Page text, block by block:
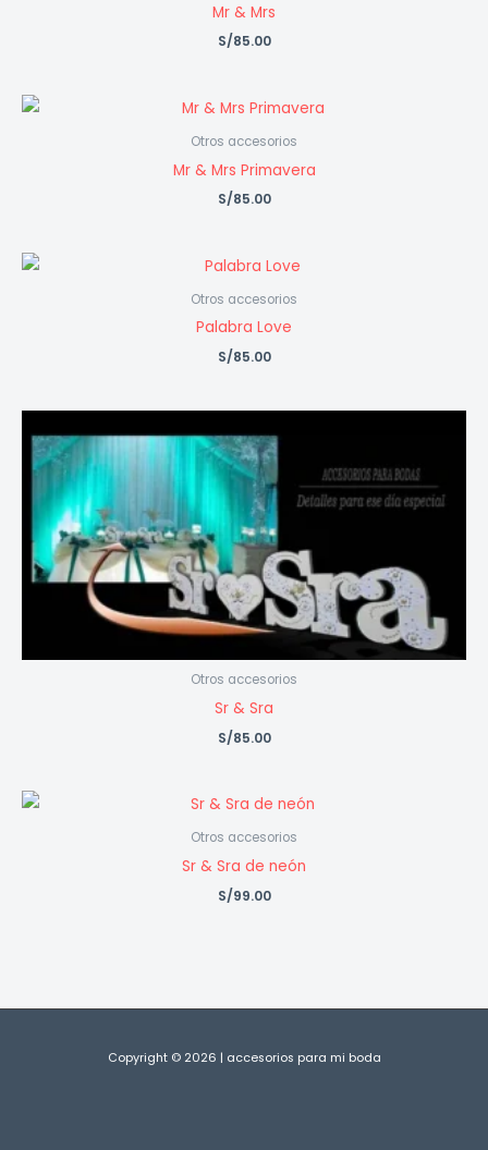
Mr & Mrs
S/85.00
Otros accesorios
Mr & Mrs Primavera
S/85.00
Otros accesorios
Palabra Love
S/85.00
Otros accesorios
Sr & Sra
S/85.00
Otros accesorios
Sr & Sra de neón
S/99.00
Copyright © 2026 | accesorios para mi boda